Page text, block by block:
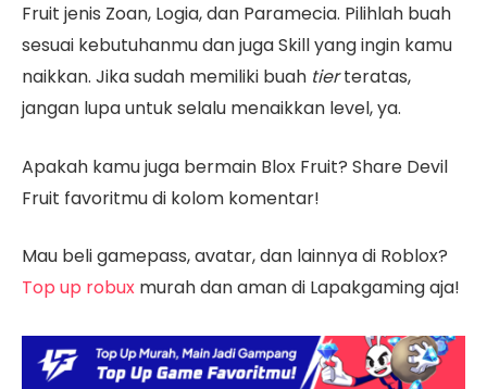
Fruit jenis Zoan, Logia, dan Paramecia. Pilihlah buah
sesuai kebutuhanmu dan juga Skill yang ingin kamu
naikkan. Jika sudah memiliki buah tierteratas,
jangan lupa untuk selalu menaikkan level, ya.
Apakah kamu juga bermain Blox Fruit? Share Devil
Fruit favoritmu di kolom komentar!
Mau beli gamepass, avatar, dan lainnya di Roblox?
Top up robux murah dan aman di Lapakgaming aja!